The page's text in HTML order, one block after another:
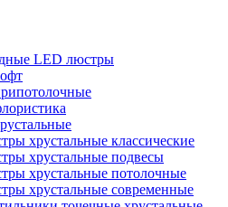
LED люстры
хрустальные классические
хрустальные подвесы
хрустальные потолочные
хрустальные современные